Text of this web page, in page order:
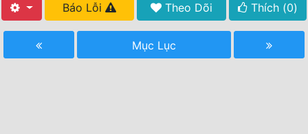
Tất Cả Báo Lỗi Theo Dõi Thích (0)
Mục Lục